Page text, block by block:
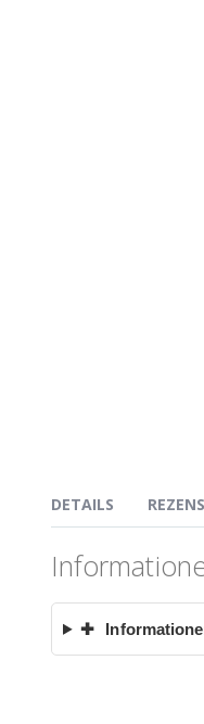
DETAILS
✚